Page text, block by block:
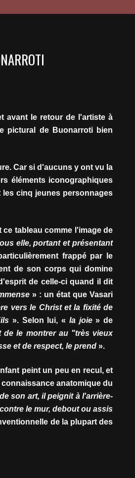
avant le retour de l'artiste à
pictural de Buonarroti bien
Car si d'aucuns y ont vu la
éléments iconographiques
cinq jeunes personnages
tableau comme l'image de
elle, portant et présentant
frappé par le
de son corps qui domine
de celle-ci quand il dit
» : un état que Vasari
vers le Christ et la fixité de
». Selon lui, « la joie» de
de le montrer au "très vieux
et de respect, le prend ».
peint un peu en recul, et
anatomique du
son art, il peignit à l'arrière-
le mur, debout ou assis
de la plupart des